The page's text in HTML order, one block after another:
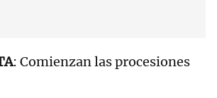
: Comienzan las procesiones